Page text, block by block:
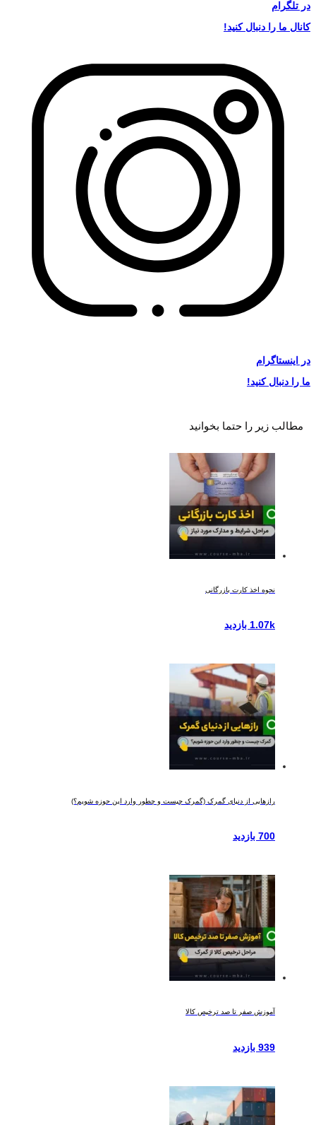
در تلگرام
کانال ما را دنبال کنید!
در
اینستاگرام
ما را دنبال کنید!
مطالب زیر را حتما بخوانید
نحوه اخذ کارت بازرگانی
1.07k بازدید
رازهایی از دنیای گمرک (گمرک چیست و چطور وارد این حوزه شویم؟)
700 بازدید
آموزش صفر تا صد ترخیص کالا
939 بازدید